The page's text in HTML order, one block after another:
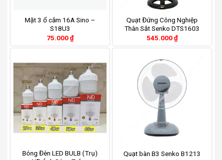
Mặt 3 ổ cắm 16A Sino –
S18U3
75.000₫
Quạt Đứng Công Nghiệp
Thân Sắt Senko DTS1603
545.000₫
Bóng Đèn LED BULB (Trụ)
Quạt bàn B3 Senko B1213